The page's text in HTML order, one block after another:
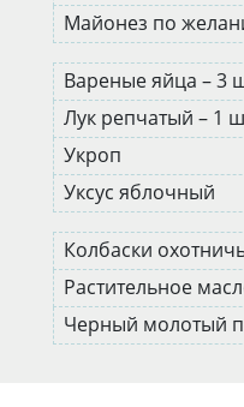
Майонез по
Вареные яйца – 3
Лук репчатый – 1
Укроп
Уксус яблочный
Колбаски
Растительное
Черный молотый